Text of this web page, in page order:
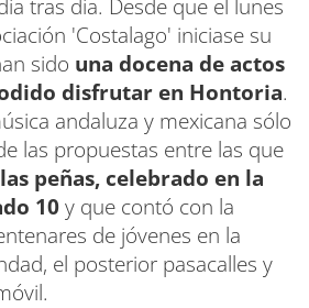
tras día. Desde que el lunes
'Costalago' iniciase su
sido una docena de actos
disfrutar en Hontoria.
andaluza y mexicana sólo
las propuestas entre las que
peñas, celebrado en la
10y que contó con la
de jóvenes en la
el posterior pasacalles y